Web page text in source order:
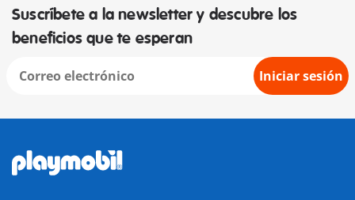
Suscríbete a la newsletter y descubre los
beneficios que te esperan
Iniciar sesión